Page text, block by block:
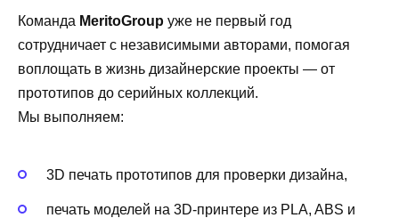
Команда MeritoGroup уже не первый год
сотрудничает с независимыми авторами, помогая
воплощать в жизнь дизайнерские проекты — от
прототипов до серийных коллекций.
Мы выполняем:
3D печать прототипов для проверки дизайна,
печать моделей на 3D-принтере из PLA, ABS и